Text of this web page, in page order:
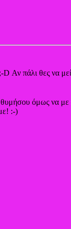
πάλι θες να
όμως να
:-)